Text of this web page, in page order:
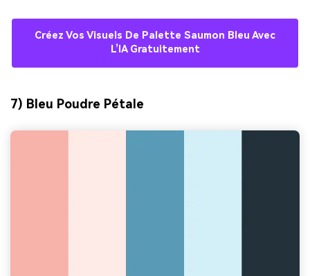
Créez Vos Visuels De Palette Saumon Bleu Avec
L’IA Gratuitement
7) Bleu Poudre Pétale